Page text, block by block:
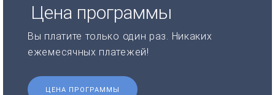
Цена программы
Вы платите только один раз. Никаких
ежемесячных платежей!
ЦЕНА ПРОГРАММЫ